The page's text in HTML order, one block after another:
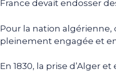
France devait endosser
Pour la nation algérienne,
pleinement engagée et
En 1830, la prise d’Alger